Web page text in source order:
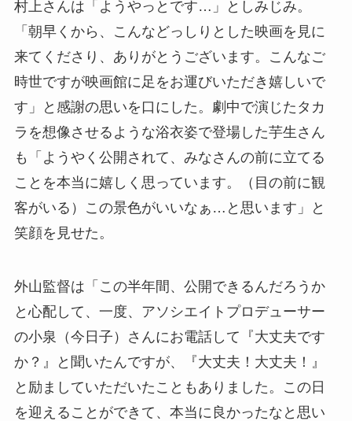
村上さんは「ようやっとです…」としみじみ。
「朝早くから、こんなどっしりとした映画を見に
来てくださり、ありがとうございます。こんなご
時世ですが映画館に足をお運びいただき嬉しいで
す」と感謝の思いを口にした。劇中で演じたタカ
ラを想像させるような浴衣姿で登場した芋生さん
も「ようやく公開されて、みなさんの前に立てる
ことを本当に嬉しく思っています。（目の前に観
客がいる）この景色がいいなぁ…と思います」と
笑顔を見せた。
外山監督は「この半年間、公開できるんだろうか
と心配して、一度、アソシエイトプロデューサー
の小泉（今日子）さんにお電話して『大丈夫です
か？』と聞いたんですが、『大丈夫！大丈夫！』
と励ましていただいたこともありました。この日
を迎えることができて、本当に良かったなと思い